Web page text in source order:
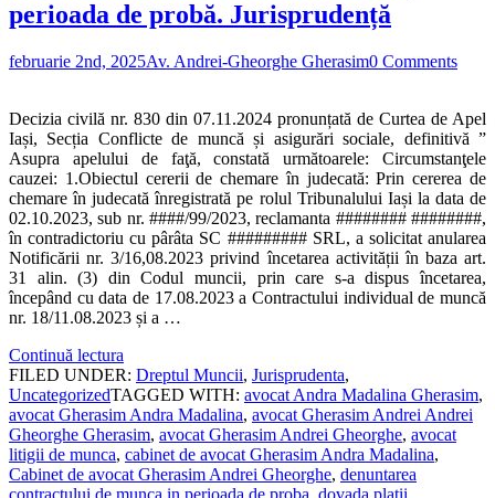
perioada de probă. Jurisprudență
februarie 2nd, 2025Av. Andrei-Gheorghe Gherasim0 Comments
Decizia civilă nr. 830 din 07.11.2024 pronunțată de Curtea de Apel
Iași, Secția Conflicte de muncă și asigurări sociale, definitivă ”
Asupra apelului de faţă, constată următoarele: Circumstanţele
cauzei: 1.Obiectul cererii de chemare în judecată: Prin cererea de
chemare în judecată înregistrată pe rolul Tribunalului Iași la data de
02.10.2023, sub nr. ####/99/2023, reclamanta ######## ########,
în contradictoriu cu pârâta SC ######### SRL, a solicitat anularea
Notificării nr. 3/16,08.2023 privind încetarea activității în baza art.
31 alin. (3) din Codul muncii, prin care s-a dispus încetarea,
începând cu data de 17.08.2023 a Contractului individual de muncă
nr. 18/11.08.2023 și a …
Continuă lectura
FILED UNDER: Dreptul Muncii, Jurisprudenta,
UncategorizedTAGGED WITH: avocat Andra Madalina Gherasim,
avocat Gherasim Andra Madalina, avocat Gherasim Andrei Andrei
Gheorghe Gherasim, avocat Gherasim Andrei Gheorghe, avocat
litigii de munca, cabinet de avocat Gherasim Andra Madalina,
Cabinet de avocat Gherasim Andrei Gheorghe, denuntarea